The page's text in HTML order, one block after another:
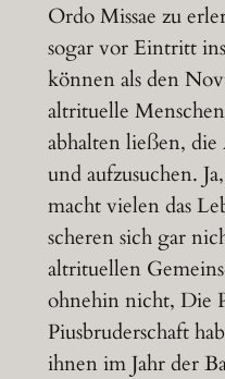
Ordo Missae zu
sogar vor Eintritt
können als den
altrituelle
abhalten ließen, die
und aufzusuchen.
macht vielen das
scheren sich gar
altrituellen
ohnehin nicht, Die
Piusbruderschaft
ihnen im Jahr der